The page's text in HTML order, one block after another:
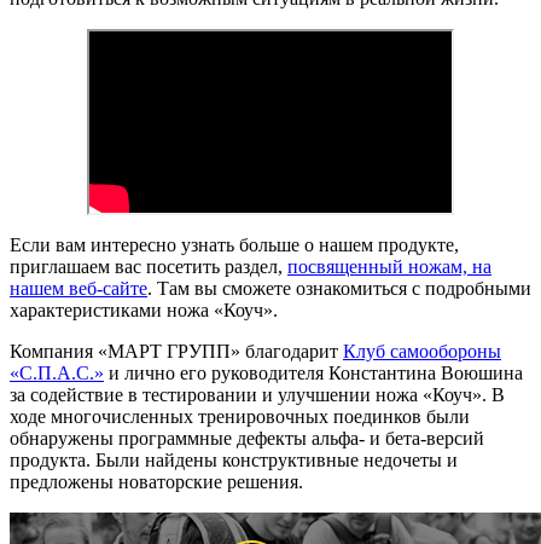
Если вам интересно узнать больше о нашем продукте,
приглашаем вас посетить раздел, посвященный ножам, на
нашем веб-сайте. Там вы сможете ознакомиться с подробными
характеристиками ножа «Коуч».
Компания «МАРТ ГРУПП» благодарит Клуб самообороны
«С.П.А.С.» и лично его руководителя Константина Воюшина
за содействие в тестировании и улучшении ножа «Коуч». В
ходе многочисленных тренировочных поединков были
обнаружены программные дефекты альфа- и бета-версий
продукта. Были найдены конструктивные недочеты и
предложены новаторские решения.